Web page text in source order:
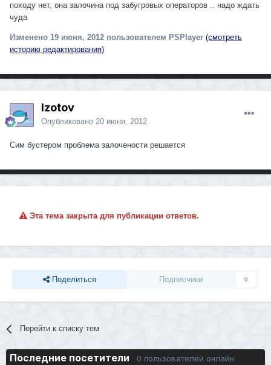
походу нет, она залочина под забугровых операторов .. надо ждать
чуда
Изменено 19 июня, 2012 пользователем PSPlayer (смотреть
историю редактирования)
Izotov
Опубликовано 20 июня, 2012
Сим бустером проблема залочености решается
Эта тема закрыта для публикации ответов.
Поделиться Подписчики 0
Перейти к списку тем
Последние посетители 0 пользователей онлайн